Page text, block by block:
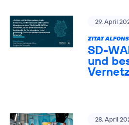
29. April
ZITAT
SD-
und
28. April